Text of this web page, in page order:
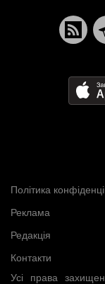
Усі права
Політика
Реклама
Редакція
Контакти